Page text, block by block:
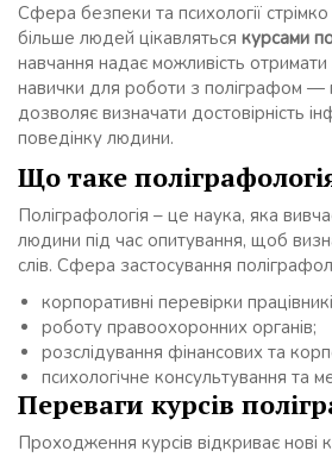
Сфера безпеки та психології стрімко
більше людей цікавляться курсами
навчання надає можливість отримати
навички для роботи з поліграфом —
дозволяє визначати достовірність
поведінку людини.
Що таке
Поліграфологія – це наука, яка
людини під час опитування, щоб
слів. Сфера застосування
корпоративні перевірки
роботу правоохоронних органів;
розслідування фінансових та
психологічне консультування та
Переваги курсів
Проходження курсів відкриває нові